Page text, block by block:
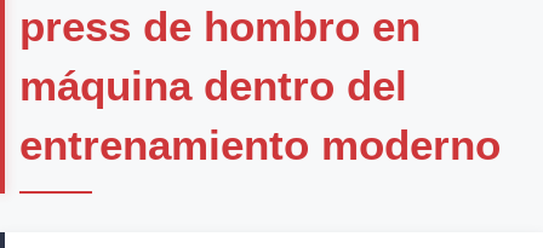
press de hombro en
máquina dentro del
entrenamiento moderno